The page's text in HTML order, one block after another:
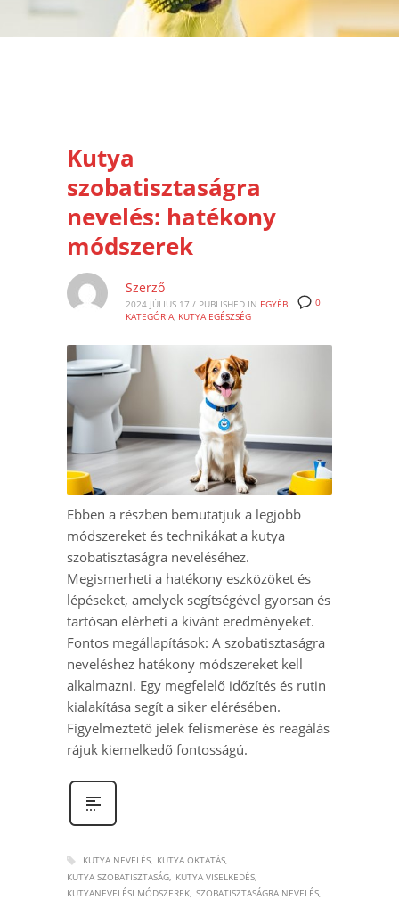
Kutya
szobatisztaságra
nevelés: hatékony
módszerek
0
Szerző
2024 JÚLIUS 17 / PUBLISHED IN EGYÉB
KATEGÓRIA KUTYA EGÉSZSÉG
Ebben a részben bemutatjuk a legjobb
módszereket és technikákat a kutya
szobatisztaságra neveléséhez.
Megismerheti a hatékony eszközöket és
lépéseket, amelyek segítségével gyorsan és
tartósan elérheti a kívánt eredményeket.
Fontos megállapítások: A szobatisztaságra
neveléshez hatékony módszereket kell
alkalmazni. Egy megfelelő időzítés és rutin
kialakítása segít a siker elérésében.
Figyelmeztető jelek felismerése és reagálás
rájuk kiemelkedő fontosságú.
KUTYA NEVELÉS KUTYA OKTATÁS
KUTYA SZOBATISZTASÁG KUTYA VISELKEDÉS
KUTYANEVELÉSI MÓDSZEREK SZOBATISZTASÁGRA NEVELÉS